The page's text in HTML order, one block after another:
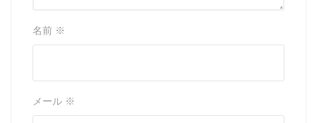
名前 ※
メール ※